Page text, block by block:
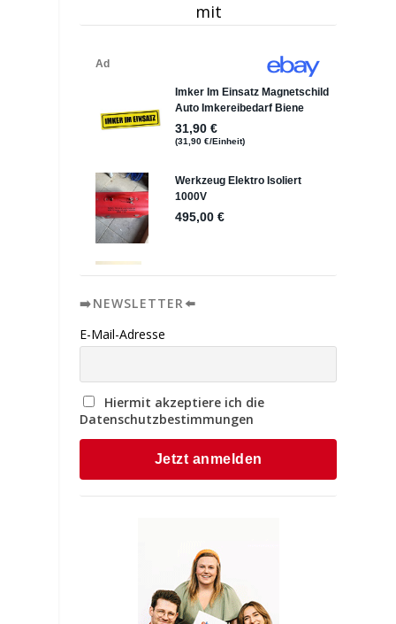
mit
➡️NEWSLETTER⬅️
E-Mail-Adresse
Hiermit akzeptiere ich die
Datenschutzbestimmungen